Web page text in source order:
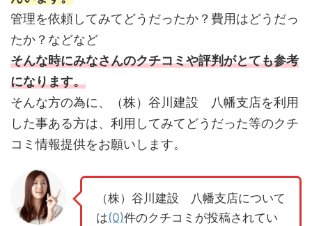
管理を依頼してみてどうだったか？費用はどうだっ
たか？などなど
そんな時にみなさんのクチコミや評判がとても参考
になります。
そんな方の為に、（株）谷川建設 八幡支店を利用
した事ある方は、利用してみてどうだった等のクチ
コミ情報提供をお願いします。
（株）谷川建設 八幡支店について
は(0)件のクチコミが投稿されてい